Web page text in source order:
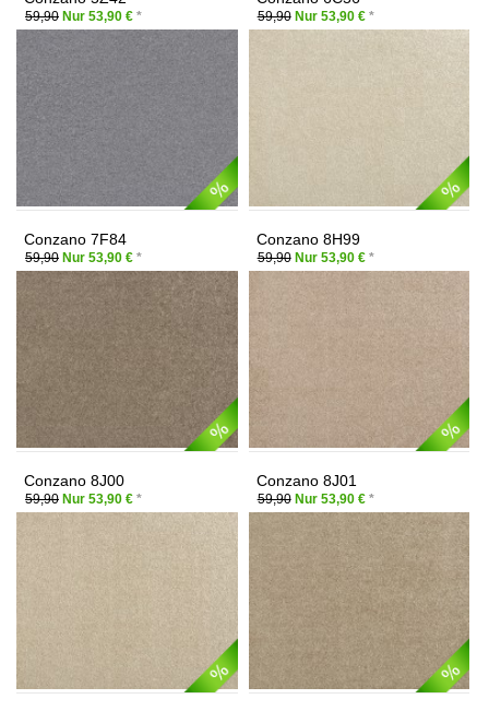
59,90 Nur 53,90 € * 59,90Nur 53,90 € *
Conzano 7F84
59,90 Nur 53,90 € *
Conzano 8H99
59,90Nur 53,90 € *
Conzano 8J00
59,90 Nur 53,90 € *
Conzano 8J01
59,90Nur 53,90 € *